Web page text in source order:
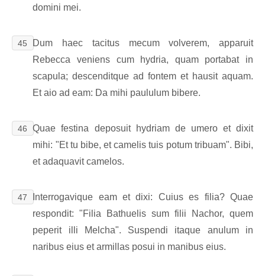
domini mei.
45
Dum haec tacitus mecum volverem, apparuit
Rebecca veniens cum hydria, quam portabat in
scapula; descenditque ad fontem et hausit aquam.
Et aio ad eam: Da mihi paululum bibere.
46
Quae festina deposuit hydriam de umero et dixit
mihi: "Et tu bibe, et camelis tuis potum tribuam". Bibi,
et adaquavit camelos.
47
Interrogavique eam et dixi: Cuius es filia? Quae
respondit: "Filia Bathuelis sum filii Nachor, quem
peperit illi Melcha". Suspendi itaque anulum in
naribus eius et armillas posui in manibus eius.